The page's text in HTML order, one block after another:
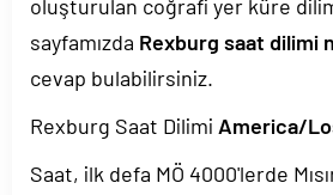
oluşturulan coğrafi yer küre
sayfamızda Rexburg saat dilimi
cevap bulabilirsiniz.
Rexburg Saat Dilimi America/
Saat, ilk defa MÖ 4000'lerde